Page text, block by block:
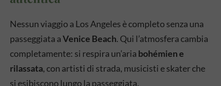
Nessun viaggio a Los Angeles è completo senza una
passeggiata aVenice Beach. Qui l’atmosfera cambia
completamente: si respira un’aria bohémien e
rilassata, con artisti di strada, musicisti e skater che
si esibiscono lungo la passeggiata.